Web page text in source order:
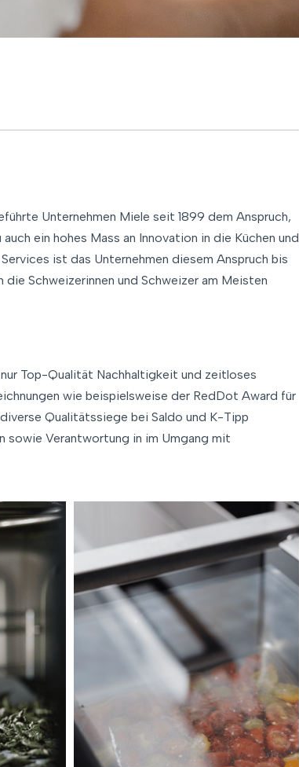
Unternehmen Miele seit 1899 dem Anspruch,
ein hohes Mass an Innovation in die Küchen und
ist das Unternehmen diesem Anspruch bis
Schweizerinnen und Schweizer am Meisten
Top-Qualität Nachhaltigkeit und zeitloses
wie beispielsweise der RedDot Award für
Qualitätssiege bei Saldo und K-Tipp
sowie Verantwortung in im Umgang mit